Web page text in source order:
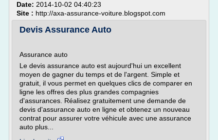
Date: 2014-10-02 04:40:23
Site : http://axa-assurance-voiture.blogspot.com
Devis Assurance Auto
Assurance auto
Le devis assurance auto est aujourd'hui un excellent
moyen de gagner du temps et de l'argent. Simple et
gratuit, il vous permet en quelques clics de comparer en
ligne les offres des plus grandes compagnies
d'assurances. Réalisez gratuitement une demande de
devis d'assurance auto en ligne et obtenez un nouveau
contrat pour assurer votre véhicule avec une assurance
auto plus...